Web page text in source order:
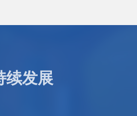
续发展